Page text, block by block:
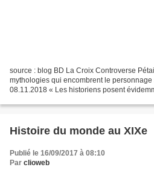
source : blog BD La Croix Controverse
mythologies qui encombrent le
08.11.2018 « Les historiens posent
Histoire du monde au XIXe
Publié le 16/09/2017 à 08:10
Par clioweb